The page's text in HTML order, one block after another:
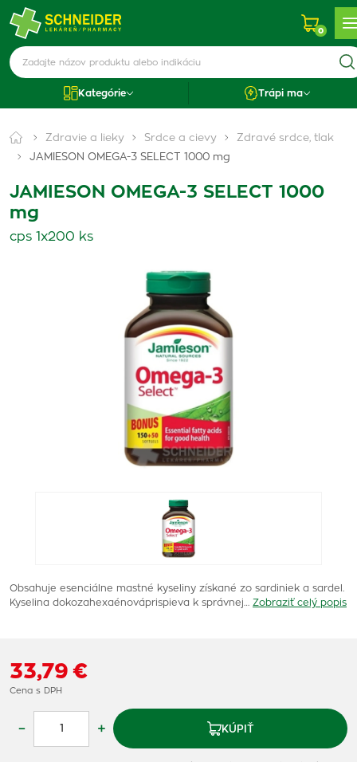
0
Kategórie Trápi ma
Zdravie a lieky Srdce a cievy
Zdravé srdce, tlak
JAMIESON OMEGA-3 SELECT 1000 mg
JAMIESON OMEGA-3 SELECT 1000
mg
cps 1x200 ks
Obsahuje esenciálne mastné kyseliny získané zo sardiniek a sardel.
Kyselina dokozahexaénováprispieva k správnej…
Zobraziť celý popis
33,79 €
Cena s DPH
– + KÚPIŤ